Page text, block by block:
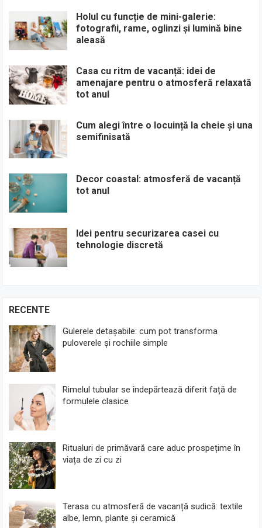
Holul cu funcție de mini-galerie:
fotografii, rame, oglinzi și lumină bine
aleasă
Casa cu ritm de vacanță: idei de
amenajare pentru o atmosferă relaxată
tot anul
Cum alegi între o locuință la cheie și una
semifinisată
Decor coastal: atmosferă de vacanță
tot anul
Idei pentru securizarea casei cu
tehnologie discretă
RECENTE
Gulerele detașabile: cum pot transforma
puloverele și rochiile simple
Rimelul tubular se îndepărtează diferit față de
formulele clasice
Ritualuri de primăvară care aduc prospețime în
viața de zi cu zi
Terasa cu atmosferă de vacanță sudică: textile
albe, lemn, plante și ceramică